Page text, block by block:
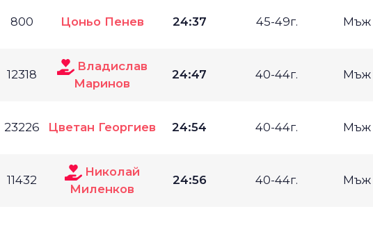
800 Цоньо Пенев 24:37 45-49г. Мъж
12318
Владислав
Маринов
24:47 40-44г. Мъж
23226 Цветан Георгиев 24:54 40-44г. Мъж
11432
Николай
Миленков
24:56 40-44г. Мъж